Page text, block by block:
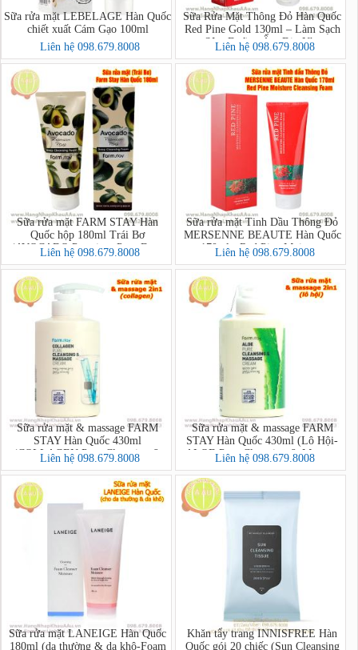
Sữa rửa mặt LEBELAGE Hàn Quốc
chiết xuất Cám Gạo 100ml
Liên hệ 098.679.8008
Sữa Rửa Mặt Thông Đỏ Hàn Quốc
Red Pine Gold 130ml – Làm Sạch
Sâu, Dưỡng Ẩm Dịu Nhẹ
Liên hệ 098.679.8008
Sữa rửa mặt FARM STAY Hàn
Quốc hộp 180ml Trái Bơ
(AVOCADO Premium Pore Deep
Cleansing Foam)
Liên hệ 098.679.8008
Sữa rửa mặt Tinh Dầu Thông Đỏ
MERSENNE BEAUTE Hàn Quốc
170ml - Red Pine Moisture
Cleansing Foam
Liên hệ 098.679.8008
Sữa rửa mặt & massage FARM
STAY Hàn Quốc 430ml
(COLLAGEN Pure Cleansing &
Massage Cream)
Liên hệ 098.679.8008
Sữa rửa mặt & massage FARM
STAY Hàn Quốc 430ml (Lô Hội-
ALOE Pure Cleansing & Massage
Cream)
Liên hệ 098.679.8008
Sữa rửa mặt LANEIGE Hàn Quốc
180ml (da thường & da khô-Foam
Khăn tẩy trang INNISFREE Hàn
Quốc gói 20 chiếc (Sun Cleansing